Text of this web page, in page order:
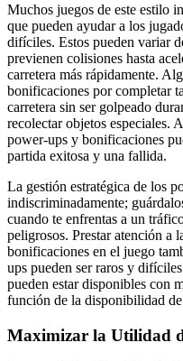
Muchos juegos de este estilo
que pueden ayudar a los
difíciles. Estos pueden variar
previenen colisiones hasta
carretera más rápidamente.
bonificaciones por completar
carretera sin ser golpeado
recolectar objetos especiales.
power-ups y bonificaciones
partida exitosa y una fallida.
La gestión estratégica de los
indiscriminadamente;
cuando te enfrentas a un
peligrosos. Prestar atención a
bonificaciones en el juego
ups pueden ser raros y
pueden estar disponibles con
función de la disponibilidad de
Maximizar la Utilidad